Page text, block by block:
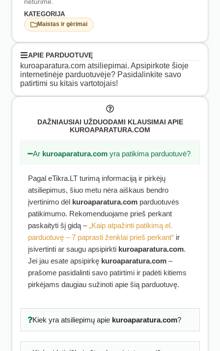
KATEGORIJA
Maistas ir gėrimai
APIE PARDUOTUVĘ
kuroaparatura.com atsiliepimai. Apsipirkote šioje
internetinėje parduotuvėje? Pasidalinkite savo
patirtimi su kitais vartotojais!
DAŽNIAUSIAI UŽDUODAMI KLAUSIMAI APIE
KUROAPARATURA.COM
Ar kuroaparatura.com yra patikima parduotuvė?
Pagal eTikra.LT turimą informaciją ir pirkėjų
atsiliepimus, šiuo metu nėra aiškaus bendro
įvertinimo dėl kuroaparatura.com parduotuvės
patikimumo. Rekomenduojame prieš perkant
paskaityti šį gidą –„Kaip atpažinti patikimą el.
parduotuvę – 7 paprasti ženklai prieš perkant“ ir
įsivertinti ar saugu apsipirkti kuroaparatura.com.
Jei jau esate apsipirkę kuroaparatura.com –
prašome pasidalinti savo patirtimi ir padėti kitiems
pirkėjams daugiau sužinoti apie šią parduotuvę.
Kiek yra atsiliepimų apie kuroaparatura.com?